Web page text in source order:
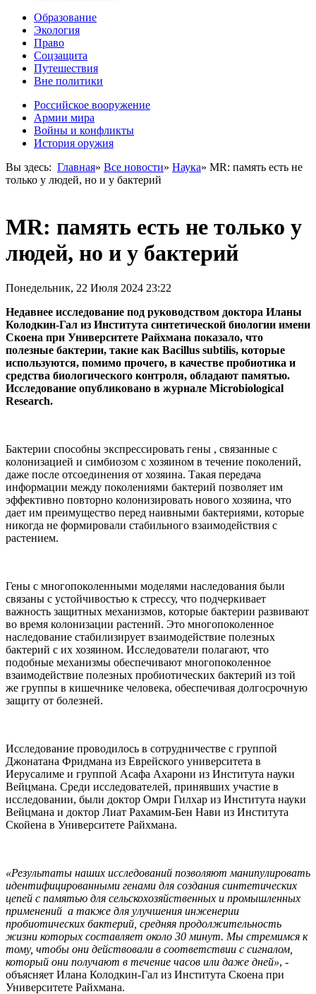
Образование
Экология
Право
Соцзащита
Путешествия
Вне политики
Российское вооружение
Армии мира
Войны и конфликты
История оружия
Вы здесь: Главная» Все новости» Наука» MR: память есть не
только у людей, но и у бактерий
MR: память есть не только у
людей, но и у бактерий
Понедельник, 22 Июля 2024 23:22
Недавнее исследование под руководством доктора Иланы
Колодкин-Гал из Института синтетической биологии имени
Скоена при Университете Райхмана показало, что
полезные бактерии, такие как Bacillus subtilis, которые
используются, помимо прочего, в качестве пробиотика и
средства биологического контроля, обладают памятью.
Исследование опубликовано в журнале Microbiological
Research.
Бактерии способны экспрессировать гены , связанные с
колонизацией и симбиозом с хозяином в течение поколений,
даже после отсоединения от хозяина. Такая передача
информации между поколениями бактерий позволяет им
эффективно повторно колонизировать нового хозяина, что
дает им преимущество перед наивными бактериями, которые
никогда не формировали стабильного взаимодействия с
растением.
Гены с многопоколенными моделями наследования были
связаны с устойчивостью к стрессу, что подчеркивает
важность защитных механизмов, которые бактерии развивают
во время колонизации растений. Это многопоколенное
наследование стабилизирует взаимодействие полезных
бактерий с их хозяином. Исследователи полагают, что
подобные механизмы обеспечивают многопоколенное
взаимодействие полезных пробиотических бактерий из той
же группы в кишечнике человека, обеспечивая долгосрочную
защиту от болезней.
Исследование проводилось в сотрудничестве с группой
Джонатана Фридмана из Еврейского университета в
Иерусалиме и группой Асафа Ахарони из Института науки
Вейцмана. Среди исследователей, принявших участие в
исследовании, были доктор Омри Гилхар из Института науки
Вейцмана и доктор Лиат Рахамим-Бен Нави из Института
Скойена в Университете Райхмана.
«Результаты наших исследований позволяют манипулировать
идентифицированными генами для создания синтетических
цепей с памятью для сельскохозяйственных и промышленных
применений а также для улучшения инженерии
пробиотических бактерий, средняя продолжительность
жизни которых составляет около 30 минут. Мы стремимся к
тому, чтобы они действовали в соответствии с сигналом,
который они получают в течение часов или даже дней», -
объясняет Илана Колодкин-Гал из Института Скоена при
Университете Райхмана.